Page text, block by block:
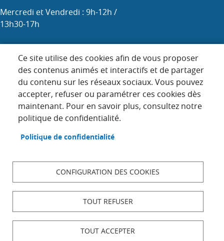
Ce site utilise des cookies afin de vous proposer
des contenus animés et interactifs et de partager
du contenu sur les réseaux sociaux. Vous pouvez
accepter, refuser ou paramétrer ces cookies dès
maintenant. Pour en savoir plus, consultez notre
politique de confidentialité.
Politique de confidentialité
CONFIGURATION DES COOKIES
TOUT REFUSER
TOUT ACCEPTER
Mercredi et Vendredi : 9h-12h /
13h30-17h
Menu
Pied
page
ACCUEIL
PLAN DU SITE
CONTACT
DONNÉES PERSONNELLES
ACCESSIBILITÉ : NON CONFORME
S'IDENTIFIER